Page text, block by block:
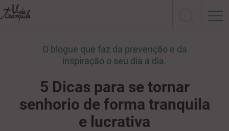
O blogue que faz da prevenção e da
inspiração o seu dia a dia.
5 Dicas para se tornar
senhorio de forma tranquila
e lucrativa